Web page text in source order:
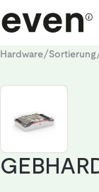
Hardware/Sortierung